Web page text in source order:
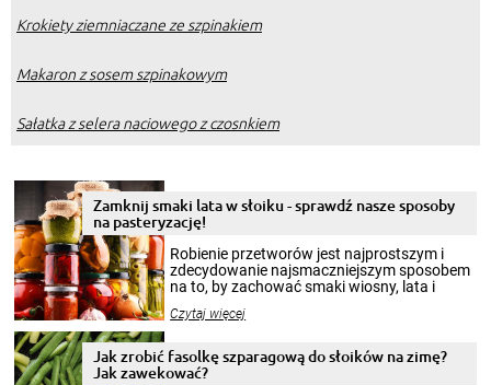
Krokiety ziemniaczane ze szpinakiem
Makaron z sosem szpinakowym
Sałatka z selera naciowego z czosnkiem
Zamknij smaki lata w słoiku - sprawdź nasze sposoby
na pasteryzację!
Robienie przetworów jest najprostszym i
zdecydowanie najsmaczniejszym sposobem
na to, by zachować smaki wiosny, lata i
krajobrazów, by cieszyć nimi oko w sezonie
pełni poczuć atmosferę cieplejszych
miesięcy. Przygotowanie słoików ze
Czytaj więcej
Jak zrobić fasolkę szparagową do słoików na zimę?
Jak zawekować?